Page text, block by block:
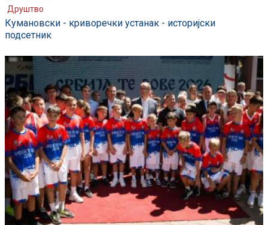
Друштво
Кумановски - криворечки устанак - историјски
подсетник